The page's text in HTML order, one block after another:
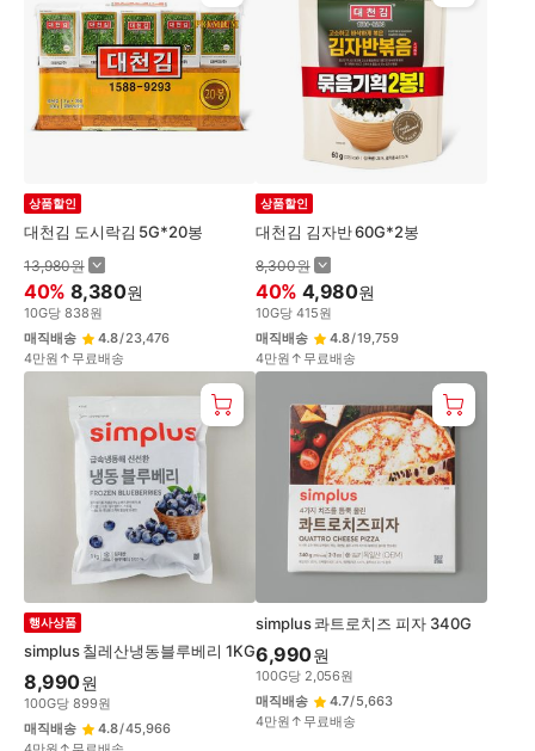
대천김 도시락김 5G*20봉
상품할인
13,980원
40% 8,380원
10G당 838원
매직배송
4.8/23,476
4만원↑무료배송
대천김 김자반 60G*2봉
상품할인
8,300원
40% 4,980원
10G당 415원
매직배송
4.8/19,759
4만원↑무료배송
simplus 칠레산냉동블루베리 1KG
행사상품
8,990원
100G당 899원
매직배송
4.8/45,966
simplus 콰트로치즈 피자 340G
6,990원
100G당 2,056원
매직배송
4.7/5,663
4만원↑무료배송